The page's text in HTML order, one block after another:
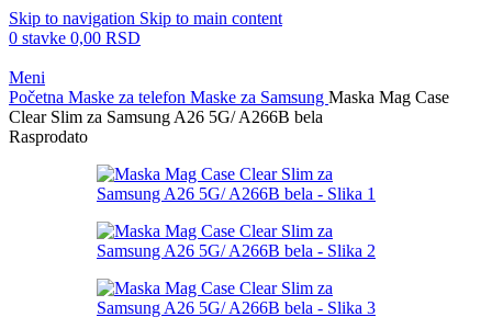
Skip to navigation Skip to main content
0 stavke 0,00 RSD
Meni
Početna Maske za telefon Maske za Samsung Maska Mag Case
Clear Slim za Samsung A26 5G/ A266B bela
Rasprodato